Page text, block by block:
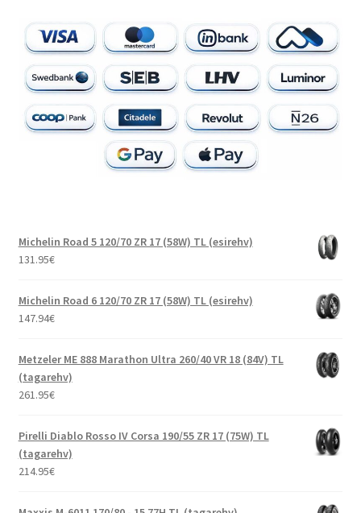
Michelin Road 5 120/70 ZR 17 (58W) TL (esirehv)
131.95€
Michelin Road 6 120/70 ZR 17 (58W) TL (esirehv)
147.94€
Metzeler ME 888 Marathon Ultra 260/40 VR 18 (84V) TL
(tagarehv)
261.95€
Pirelli Diablo Rosso IV Corsa 190/55 ZR 17 (75W) TL
(tagarehv)
214.95€